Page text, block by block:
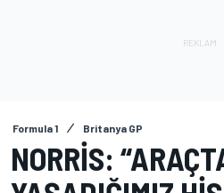
Formula 1 Britanya GP
NORRIS: